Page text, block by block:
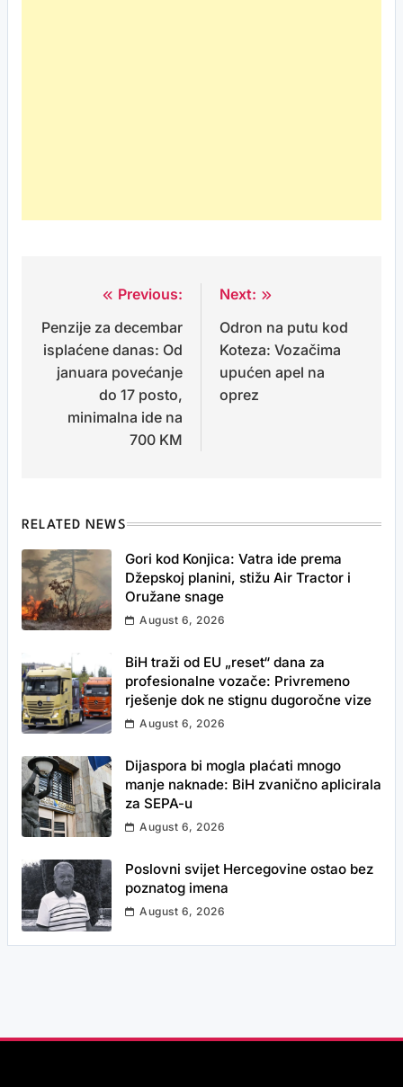
navigation
Previous:
Penzije za decembar
isplaćene danas: Od
januara povećanje
do 17 posto,
minimalna ide na
700 KM
Next:
Odron na putu kod
Koteza: Vozačima
upućen apel na
oprez
RELATED NEWS
Gori kod Konjica: Vatra ide prema
Džepskoj planini, stižu Air Tractor i
Oružane snage
August 6, 2026
BiH traži od EU „reset“ dana za
profesionalne vozače: Privremeno
rješenje dok ne stignu dugoročne vize
August 6, 2026
Dijaspora bi mogla plaćati mnogo
manje naknade: BiH zvanično aplicirala
za SEPA-u
August 6, 2026
Poslovni svijet Hercegovine ostao bez
poznatog imena
August 6, 2026